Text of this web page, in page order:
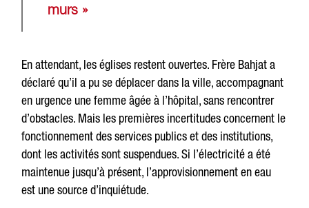
murs »
En attendant, les églises restent ouvertes. Frère Bahjat a
déclaré qu’il a pu se déplacer dans la ville, accompagnant
en urgence une femme âgée à l’hôpital, sans rencontrer
d’obstacles. Mais les premières incertitudes concernent le
fonctionnement des services publics et des institutions,
dont les activités sont suspendues. Si l’électricité a été
maintenue jusqu’à présent, l’approvisionnement en eau
est une source d’inquiétude.